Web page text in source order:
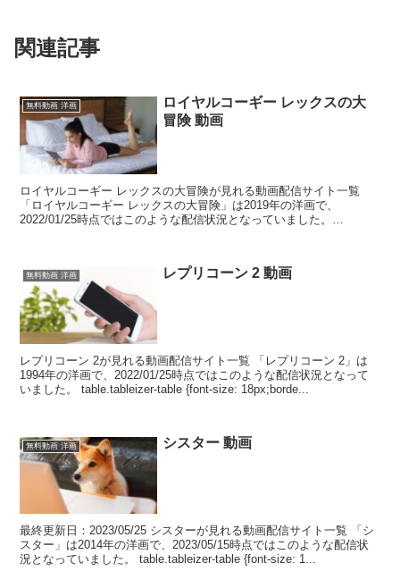
関連記事
無料動画 洋画
ロイヤルコーギー レックスの大
冒険 動画
ロイヤルコーギー レックスの大冒険が見れる動画配信サイト一覧
「ロイヤルコーギー レックスの大冒険」は2019年の洋画で、
2022/01/25時点ではこのような配信状況となっていました。
無料動画 洋画 レプリコーン 2 動画
レプリコーン 2が見れる動画配信サイト一覧 「レプリコーン 2」は
1994年の洋画で、2022/01/25時点ではこのような配信状況となって
いました。 table.tableizer-table {font-size: 18px;borde...
無料動画 洋画 シスター 動画
最終更新日：2023/05/25 シスターが見れる動画配信サイト一覧 「シ
スター」は2014年の洋画で、2023/05/15時点ではこのような配信状
況となっていました。 table.tableizer-table {font-size: 1...